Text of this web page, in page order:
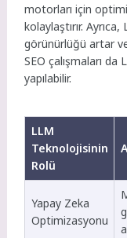
motorları için
kolaylaştırır.
görünürlüğü artar
SEO çalışmaları
yapılabilir.
LLM
Teknolojisinin
Rolü
Yapay Zeka
Optimizasyonu